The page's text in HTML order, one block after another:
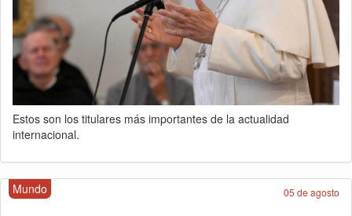
Estos son los titulares más importantes de la actualidad
internacional.
Mundo 05 de agosto